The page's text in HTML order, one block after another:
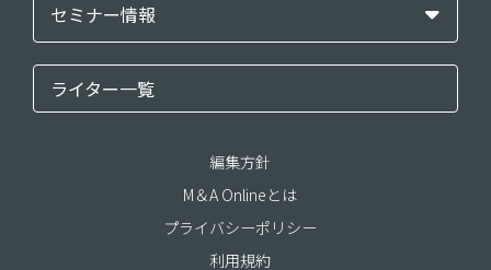
セミナー情報
ライター一覧
編集方針
M＆A Onlineとは
プライバシーポリシー
利用規約